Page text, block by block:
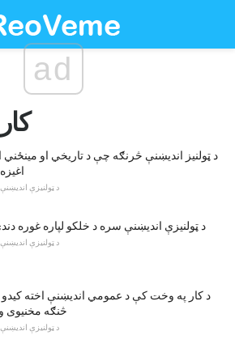
ad
د ټولنیز اندیښنې څرنګه چې د تاریخي او مینځني
د ټولنیزې
10 د ټولنیزې اندیښنې سره د خلکو لپاره غوره
د ټولنیزې
د کار په وخت کې د عمومي اندیښنې اخته
څنګه مخنیوی
د ټولنیزې